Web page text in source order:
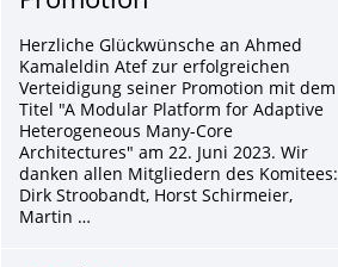
Herzliche Glückwünsche an Ahmed
Kamaleldin Atef zur erfolgreichen
Verteidigung seiner Promotion mit dem
Titel "A Modular Platform for Adaptive
Heterogeneous Many-Core
Architectures" am 22. Juni 2023. Wir
danken allen Mitgliedern des Komitees:
Dirk Stroobandt, Horst Schirmeier,
Martin …